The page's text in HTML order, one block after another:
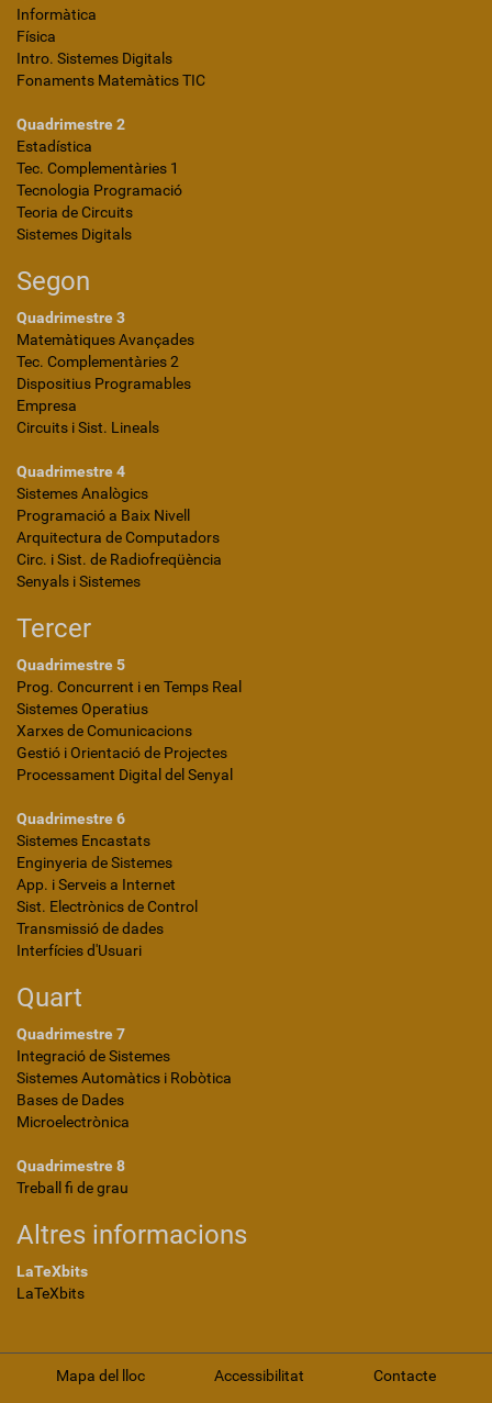
Informàtica
Física
Intro. Sistemes Digitals
Fonaments Matemàtics TIC
Quadrimestre 2
Estadística
Tec. Complementàries 1
Tecnologia Programació
Teoria de Circuits
Sistemes Digitals
Segon
Quadrimestre 3
Matemàtiques Avançades
Tec. Complementàries 2
Dispositius Programables
Empresa
Circuits i Sist. Lineals
Quadrimestre 4
Sistemes Analògics
Programació a Baix Nivell
Arquitectura de Computadors
Circ. i Sist. de Radiofreqüència
Senyals i Sistemes
Tercer
Quadrimestre 5
Prog. Concurrent i en Temps Real
Sistemes Operatius
Xarxes de Comunicacions
Gestió i Orientació de Projectes
Processament Digital del Senyal
Quadrimestre 6
Sistemes Encastats
Enginyeria de Sistemes
App. i Serveis a Internet
Sist. Electrònics de Control
Transmissió de dades
Interfícies d'Usuari
Quart
Quadrimestre 7
Integració de Sistemes
Sistemes Automàtics i Robòtica
Bases de Dades
Microelectrònica
Quadrimestre 8
Treball fi de grau
Altres informacions
LaTeXbits
LaTeXbits
Mapa del lloc Accessibilitat Contacte